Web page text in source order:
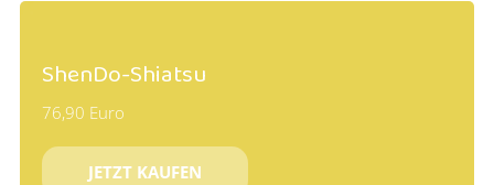
ShenDo-Shiatsu
76,90 Euro
JETZT KAUFEN